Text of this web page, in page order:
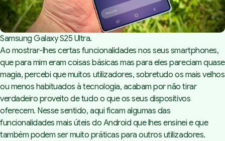
Samsung Galaxy S25 Ultra.
Ao mostrar-lhes certas funcionalidades nos seus smartphones,
que para mim eram coisas básicas mas para eles pareciam quase
magia, percebi que muitos utilizadores, sobretudo os mais velhos
ou menos habituados à tecnologia, acabam por não tirar
verdadeiro proveito de tudo o que os seus dispositivos
oferecem. Nesse sentido, aqui ficam algumas das
funcionalidades mais úteis do Android que lhes ensinei e que
também podem ser muito práticas para outros utilizadores.